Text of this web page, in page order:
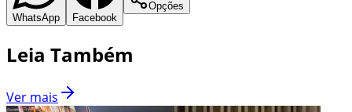
WhatsApp Facebook
Opções
Leia Também
Ver mais